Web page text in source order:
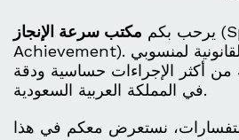
يرحب بكم مكتب سرعة الإنجاز
Achievement). تُعد المعاملات القانونية لمنسوبي
من أكثر الإجراءات حساسية ودقة
في المملكة العربية السعودية.
نستعرض معكم في هذا